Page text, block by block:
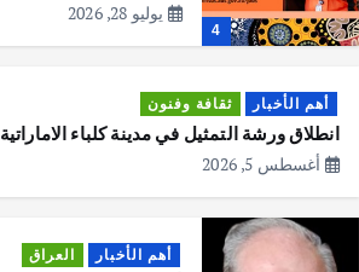
4
يوليو 28, 2026
أهم الأخبار ثقافة وفنون
انطلاق ورشة التمثيل في مدينة كلباء الاماراتية
أغسطس 5, 2026
أهم الأخبار العراق